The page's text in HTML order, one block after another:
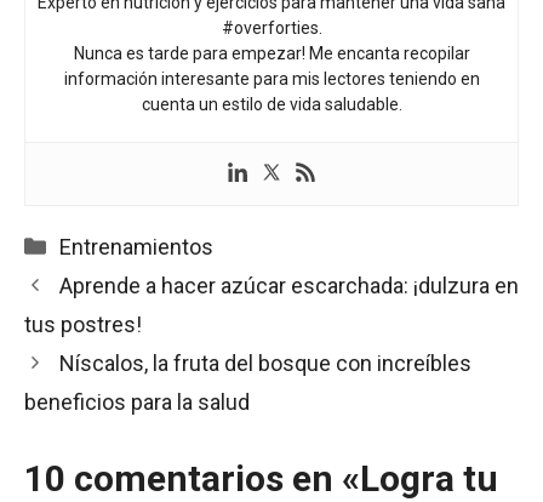
#overforties.
Nunca es tarde para empezar! Me encanta recopilar
información interesante para mis lectores teniendo en
cuenta un estilo de vida saludable.
Categorías
Entrenamientos
Aprende a hacer azúcar escarchada: ¡dulzura en
tus postres!
Níscalos, la fruta del bosque con increíbles
beneficios para la salud
10 comentarios en «Logra tu